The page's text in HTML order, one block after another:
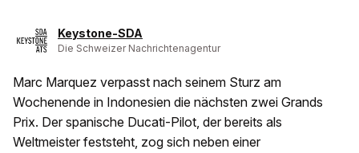
Keystone-SDA
Die Schweizer Nachrichtenagentur
Marc Marquez verpasst nach seinem Sturz am
Wochenende in Indonesien die nächsten zwei Grands
Prix. Der spanische Ducati-Pilot, der bereits als
Weltmeister feststeht, zog sich neben einer